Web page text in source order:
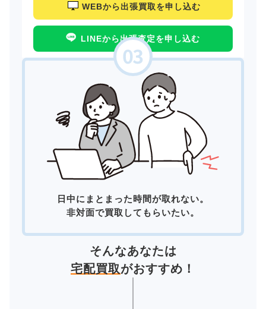
WEBから出張買取を申し込む
LINEから出張査定を申し込む
日中にまとまった時間が取れない。
非対面で買取してもらいたい。
そんなあなたは
宅配買取がおすすめ！